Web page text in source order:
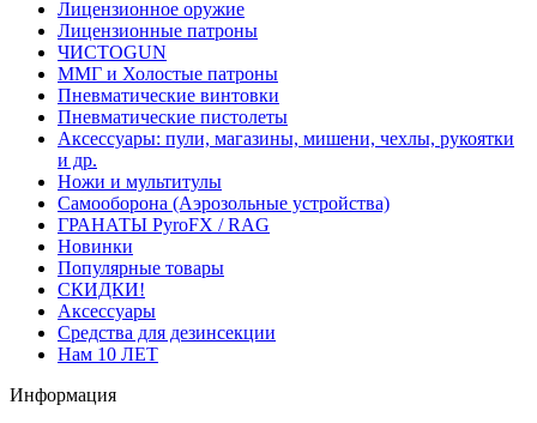
Лицензионное оружие
Лицензионные патроны
ЧИСТОGUN
ММГ и Холостые патроны
Пневматические винтовки
Пневматические пистолеты
Аксессуары: пули, магазины, мишени, чехлы, рукоятки
и др.
Ножи и мультитулы
Самооборона (Аэрозольные устройства)
ГРАНАТЫ PyroFX / RAG
Новинки
Популярные товары
СКИДКИ!
Аксессуары
Средства для дезинсекции
Нам 10 ЛЕТ
Информация